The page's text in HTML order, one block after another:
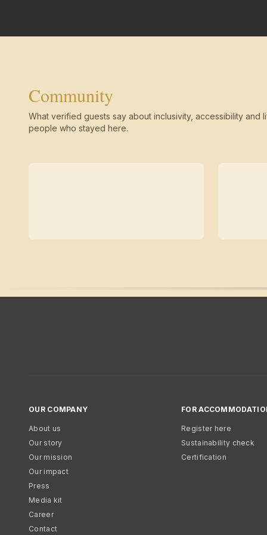
Community
What verified guests say about inclusivity, accessibility and
people who stayed here.
OUR COMPANY
About us
Our story
Our mission
Our impact
Press
Media kit
Career
Contact
FOR
Register here
Sustainability check
Certification